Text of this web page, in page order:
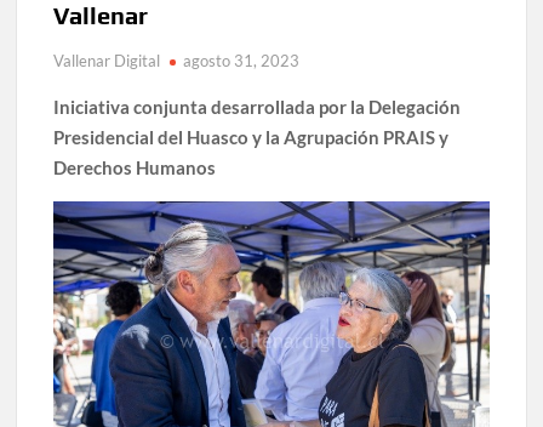
Vallenar
Vallenar Digital agosto 31, 2023
Iniciativa conjunta desarrollada por la Delegación
Presidencial del Huasco y la Agrupación PRAIS y
Derechos Humanos